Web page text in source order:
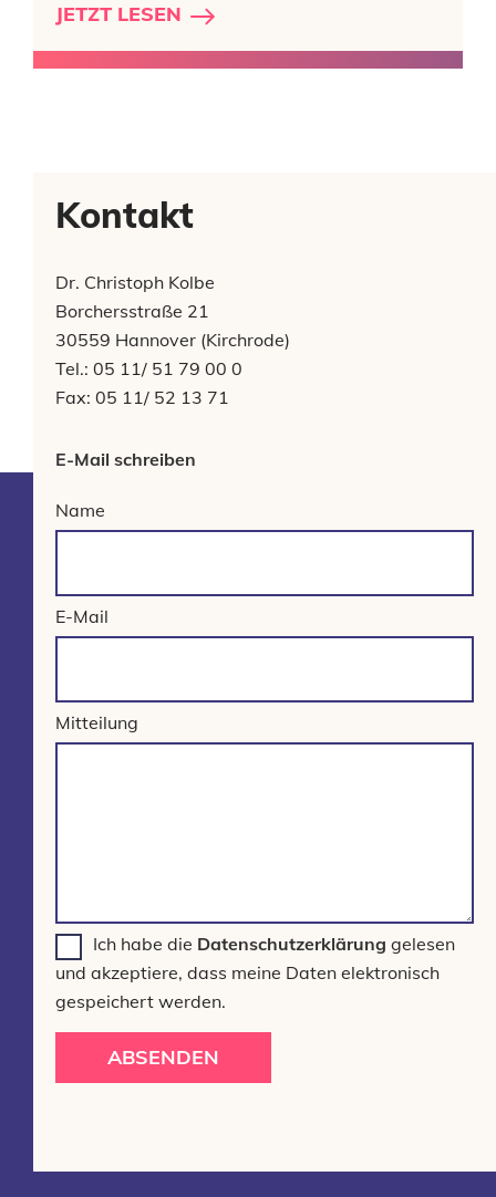
JETZT LESEN
Kontakt
Dr. Christoph Kolbe
Borchersstraße 21
30559 Hannover (Kirchrode)
Tel.: 05 11/ 51 79 00 0
Fax: 05 11/ 52 13 71
E-Mail schreiben
Name
E-Mail
Mitteilung
Ich habe die Datenschutzerklärung gelesen
und akzeptiere, dass meine Daten elektronisch
gespeichert werden.
ABSENDEN